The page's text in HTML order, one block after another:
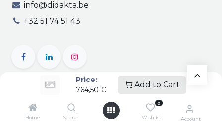
Price:
764,50 €
Add to Cart
Home Search
0
Wishlist Account
info@didakta.be
+32 51 74 51 43
Vertrouwelijkheid
Algemene voorwaarden | BTW BE 0471.695.162